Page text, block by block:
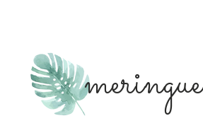
meringue